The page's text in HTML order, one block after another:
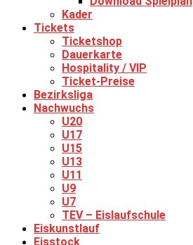
Kader
Tickets
Ticketshop
Dauerkarte
Hospitality / VIP
Ticket-Preise
Bezirksliga
Nachwuchs
U20
U17
U15
U13
U11
U9
U7
TEV – Eislaufschule
Eiskunstlauf
Eisstock